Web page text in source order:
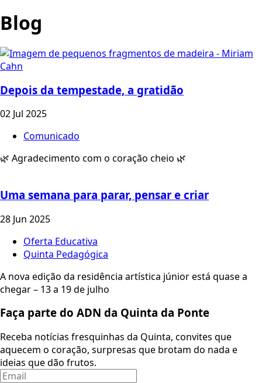
Blog
Depois da tempestade, a gratidão
02 Jul 2025
Comunicado
🌿 Agradecimento com o coração cheio 🌿
Uma semana para parar, pensar e criar
28 Jun 2025
Oferta Educativa
Quinta Pedagógica
A nova edição da residência artística júnior está quase a
chegar – 13 a 19 de julho
Faça parte do ADN da Quinta da Ponte
Receba notícias fresquinhas da Quinta, convites que
aquecem o coração, surpresas que brotam do nada e
ideias que dão frutos.